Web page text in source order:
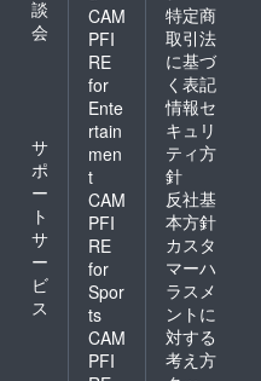
談
会
サ
ポ
ー
ト
サ
ー
ビ
ス
CAM
PFI
RE
for
Ente
rtain
men
t
CAM
PFI
RE
for
Spor
ts
CAM
PFI
特定商
取引法
に基づ
く表記
情報セ
キュリ
ティ方
針
反社基
本方針
カスタ
マーハ
ラスメ
ントに
対する
考え方